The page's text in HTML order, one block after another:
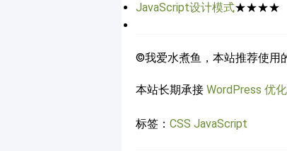
JavaScript设计模式★★★★
©我爱水煮鱼，本站推荐使用
本站长期承接 WordPress 优化
标签： CSS JavaScript